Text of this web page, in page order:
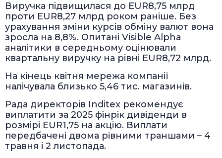
Виручка підвищилася до EUR8,75 млрд
проти EUR8,27 млрд роком раніше. Без
урахування зміни курсів обміну валют вона
зросла на 8,8%. Опитані Visible Alpha
аналітики в середньому оцінювали
квартальну виручку на рівні EUR8,72 млрд.
На кінець квітня мережа компанії
налічувала близько 5,46 тис. магазинів.
Рада директорів Inditex рекомендує
виплатити за 2025 фінрік дивіденди в
розмірі EUR1,75 на акцію. Виплати
передбачені двома рівними траншами – 4
травня і 2 листопада.